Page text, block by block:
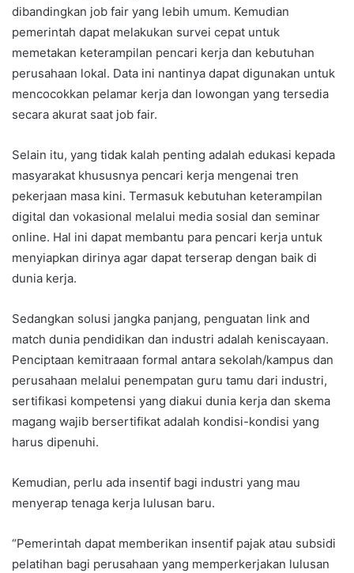
dibandingkan job fair yang lebih umum. Kemudian
pemerintah dapat melakukan survei cepat untuk
memetakan keterampilan pencari kerja dan kebutuhan
perusahaan lokal. Data ini nantinya dapat digunakan untuk
mencocokkan pelamar kerja dan lowongan yang tersedia
secara akurat saat job fair.
Selain itu, yang tidak kalah penting adalah edukasi kepada
masyarakat khususnya pencari kerja mengenai tren
pekerjaan masa kini. Termasuk kebutuhan keterampilan
digital dan vokasional melalui media sosial dan seminar
online. Hal ini dapat membantu para pencari kerja untuk
menyiapkan dirinya agar dapat terserap dengan baik di
dunia kerja.
Sedangkan solusi jangka panjang, penguatan link and
match dunia pendidikan dan industri adalah keniscayaan.
Penciptaan kemitraaan formal antara sekolah/kampus dan
perusahaan melalui penempatan guru tamu dari industri,
sertifikasi kompetensi yang diakui dunia kerja dan skema
magang wajib bersertifikat adalah kondisi-kondisi yang
harus dipenuhi.
Kemudian, perlu ada insentif bagi industri yang mau
menyerap tenaga kerja lulusan baru.
“Pemerintah dapat memberikan insentif pajak atau subsidi
pelatihan bagi perusahaan yang memperkerjakan lulusan